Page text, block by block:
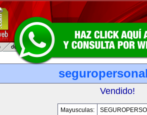
Vendido!
Mayusculas: